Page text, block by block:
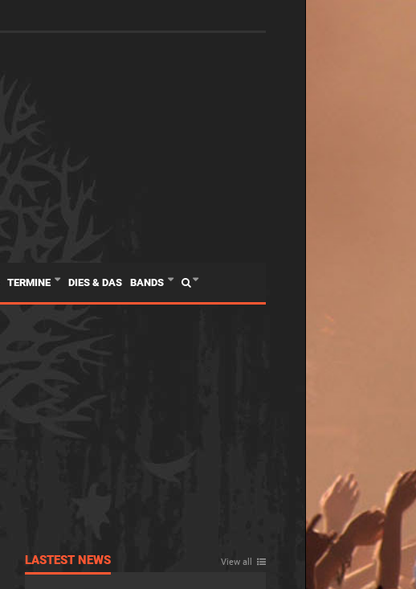
TERMINE DIES & DAS BANDS
LASTEST NEWS View all